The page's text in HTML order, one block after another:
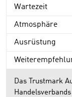
Wartezeit
Atmosphäre
Ausrüstung
Das Trustmark